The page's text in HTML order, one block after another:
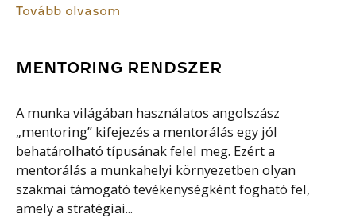
Tovább olvasom
MENTORING RENDSZER
A munka világában használatos angolszász
„mentoring” kifejezés a mentorálás egy jól
behatárolható típusának felel meg. Ezért a
mentorálás a munkahelyi környezetben olyan
szakmai támogató tevékenységként fogható fel,
amely a stratégiai...